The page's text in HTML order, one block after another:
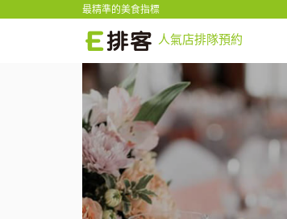
最精準的美食指標
人氣店排隊預約